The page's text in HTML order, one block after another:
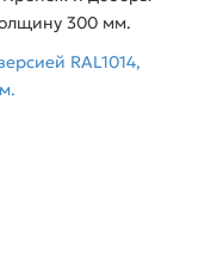
300 мм.
RAL1014,